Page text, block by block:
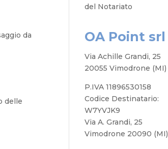
da
delle
del Notariato
OA Point srl
Via Achille Grandi, 25
20055 Vimodrone (MI)
P.IVA 11896530158
Codice Destinatario:
W7YVJK9
Via A. Grandi, 25
Vimodrone 20090 (MI)